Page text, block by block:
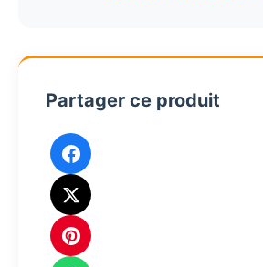
Partager ce produit